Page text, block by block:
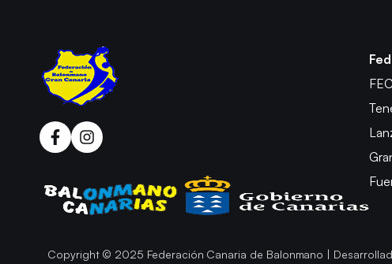
Copyright © 2025 Federación Canaria de Balonmano |